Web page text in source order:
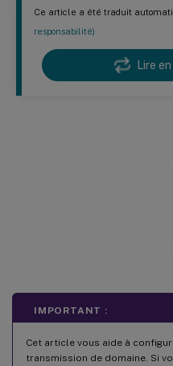
Ce article a été traduit
responsabilité)
Lire
IMPORTANT :
Cet article vous aide à
transmission de domaine. Si